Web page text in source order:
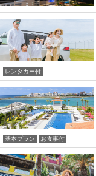
レンタカー付
基本プラン お食事付